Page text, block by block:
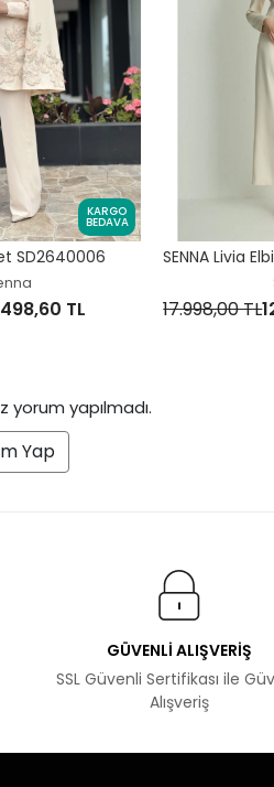
KARGO
BEDAVA
SD2640006
TL
SENNA Livia
17.998,00 TL
yorum yapılmadı.
Yap
GÜVENLİ ALIŞVERİŞ
SSL Güvenli Sertifikası ile
Alışveriş